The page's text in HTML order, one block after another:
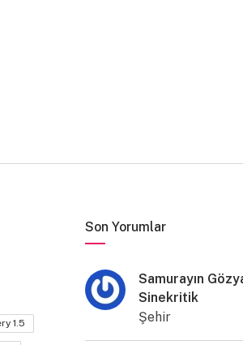
1.5
Son Yorumlar
Samurayın
Sinekritik
Şehir